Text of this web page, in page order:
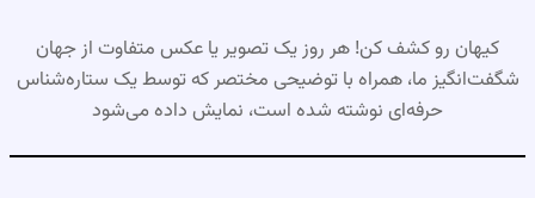
کیهان رو کشف کن! هر روز یک تصویر یا عکس متفاوت از جهان
شگفت‌انگیز ما، همراه با توضیحی مختصر که توسط یک ستاره‌شناس
حرفه‌ای نوشته شده است، نمایش داده می‌شود